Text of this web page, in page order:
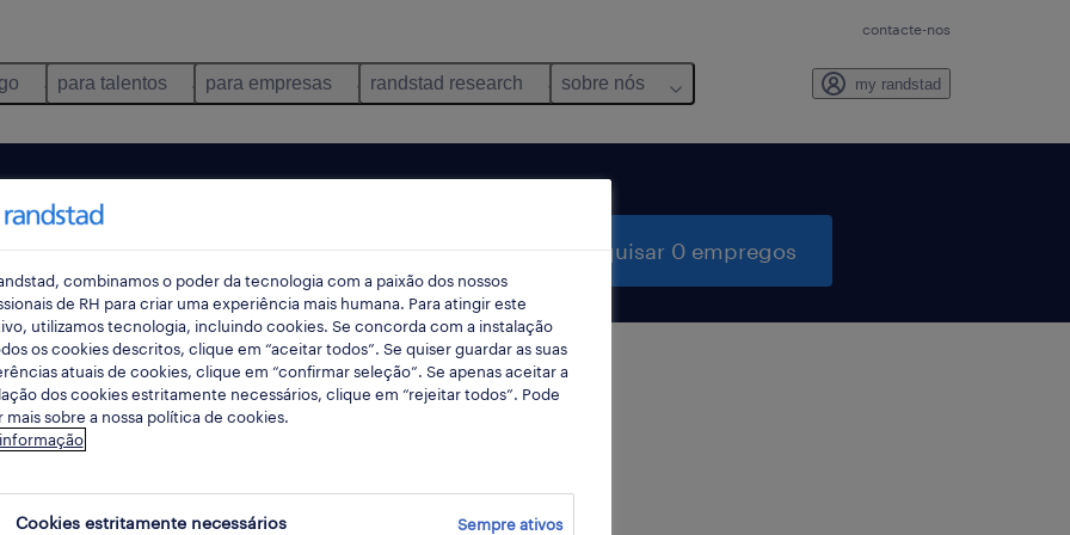
contacte-nos
para talentos para empresas randstad research sobre nós my randstad
pesquisar 0 empregos
resultados para a sua pesquisa.
combinamos o poder da tecnologia com a paixão dos nossos
de RH para criar uma experiência mais humana. Para atingir este
utilizamos tecnologia, incluindo cookies. Se concorda com a instalação
os cookies descritos, clique em “aceitar todos”. Se quiser guardar as suas
atuais de cookies, clique em “confirmar seleção”. Se apenas aceitar a
dos cookies estritamente necessários, clique em “rejeitar todos”. Pode
mais sobre a nossa política de cookies.
Cookies estritamente necessários Sempre ativos